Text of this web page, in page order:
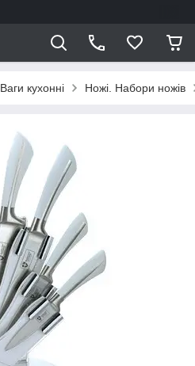
Ваги кухонні Ножі. Набори ножів